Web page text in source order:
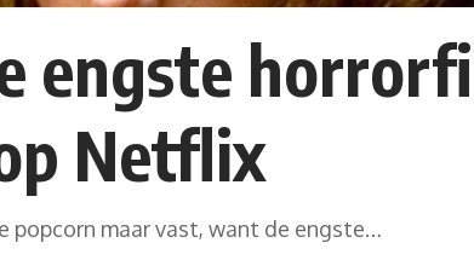
engste
Netflix
popcorn maar vast, want de engste…